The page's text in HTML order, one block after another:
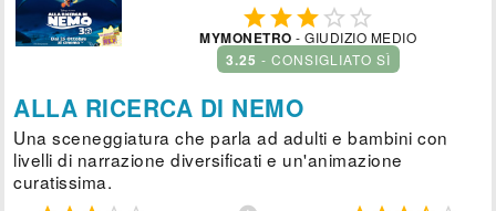
  
MYMONETRO - GIUDIZIO MEDIO
3.25 - CONSIGLIATO SÌ
ALLA RICERCA DI NEMO
Una sceneggiatura che parla ad adulti e bambini con
livelli di narrazione diversificati e un'animazione
curatissima.